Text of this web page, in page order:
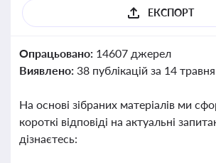
ЕКСПОРТ
Опрацьовано: 14607 джерел
Виявлено: 38 публікацій за 14 травня
На основі зібраних матеріалів ми
короткі відповіді на актуальні
дізнаєтесь: